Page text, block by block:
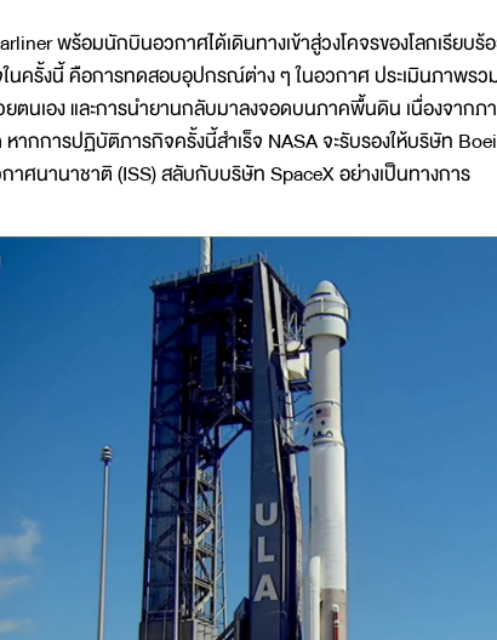
พร้อมนักบินอวกาศได้เดินทางเข้าสู่วงโคจรของโลกเรียบร้
นครั้งนี้ คือการทดสอบอุปกรณ์ต่าง ๆ ในอวกาศ ประเมินภาพร
ตนเอง และการนำยานกลับมาลงจอดบนภาคพื้นดิน เนื่องจาก
ากการปฏิบัติภารกิจครั้งนี้สำเร็จ NASA จะรับรองให้บริษัท
ศนานาชาติ (ISS) สลับกับบริษัท SpaceX อย่างเป็นทางการ